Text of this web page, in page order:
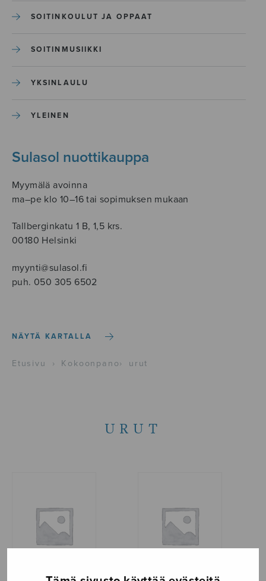
SOITINKOULUT JA OPPAAT
SOITINMUSIIKKI
YKSINLAULU
YLEINEN
Sulasol nuottikauppa
Myymälä avoinna
ma–pe klo 10–16 tai sopimuksen mukaan
Tallberginkatu 1 B, 1,5 krs.
00180 Helsinki
myynti@sulasol.fi
puh. 050 305 6502
NÄYTÄ KARTALLA
Etusivu › Kokoonpano› urut
URUT